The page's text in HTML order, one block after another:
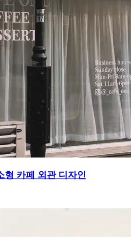
형 카페 외관 디자인